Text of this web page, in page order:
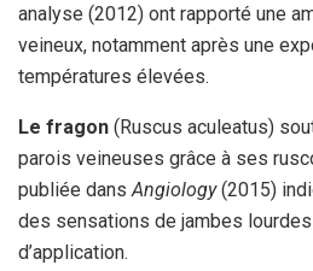
analyse (2012) ont rapporté une
veineux, notamment après une
températures élevées.
Le fragon (Ruscus aculeatus)
parois veineuses grâce à ses
publiée dans Angiology(2015)
des sensations de jambes
d’application.